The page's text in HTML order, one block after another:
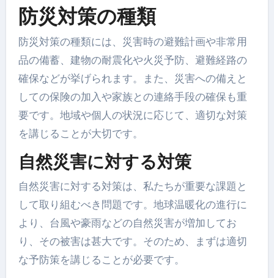
防災対策の種類
防災対策の種類には、災害時の避難計画や非常用
品の備蓄、建物の耐震化や火災予防、避難経路の
確保などが挙げられます。また、災害への備えと
しての保険の加入や家族との連絡手段の確保も重
要です。地域や個人の状況に応じて、適切な対策
を講じることが大切です。
自然災害に対する対策
自然災害に対する対策は、私たちが重要な課題と
して取り組むべき問題です。地球温暖化の進行に
より、台風や豪雨などの自然災害が増加してお
り、その被害は甚大です。そのため、まずは適切
な予防策を講じることが必要です。